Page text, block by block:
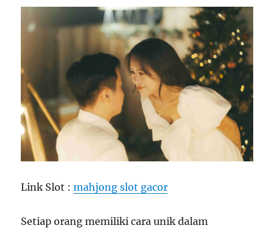
Link Slot :mahjong slot gacor
Setiap orang memiliki cara unik dalam